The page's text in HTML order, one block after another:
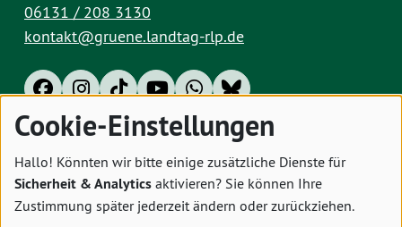
06131 / 208 3130
kontakt@gruene.landtag-rlp.de
Impressum Datenschutz Cookies
Cookie-Einstellungen
Hallo! Könnten wir bitte einige zusätzliche Dienste für
Sicherheit & Analytics aktivieren? Sie können Ihre
Zustimmung später jederzeit ändern oder zurückziehen.